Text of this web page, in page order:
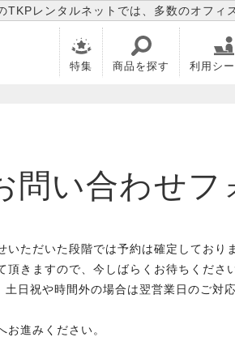
TKPレンタルネットでは、多数のオフィ
特集 商品を探す 利用シー
問い合わせフ
ただいた段階では予約は確定しており
きますので、今しばらくお待ちください
日祝や時間外の場合は翌営業日のご対応
進みください。